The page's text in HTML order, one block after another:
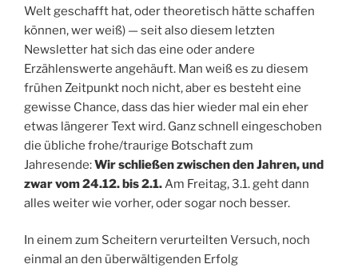
Welt geschafft hat, oder theoretisch hätte schaffen
können, wer weiß) — seit also diesem letzten
Newsletter hat sich das eine oder andere
Erzählenswerte angehäuft. Man weiß es zu diesem
frühen Zeitpunkt noch nicht, aber es besteht eine
gewisse Chance, dass das hier wieder mal ein eher
etwas längerer Text wird. Ganz schnell eingeschoben
die übliche frohe/traurige Botschaft zum
Jahresende:Wir schließen zwischen den Jahren, und
zwar vom 24.12. bis 2.1.Am Freitag, 3.1. geht dann
alles weiter wie vorher, oder sogar noch besser.
In einem zum Scheitern verurteilten Versuch, noch
einmal an den überwältigenden Erfolg